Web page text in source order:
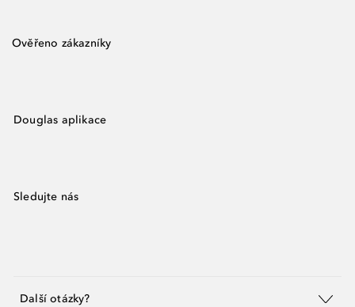
Ověřeno zákazníky
Douglas aplikace
Sledujte nás
Další otázky?